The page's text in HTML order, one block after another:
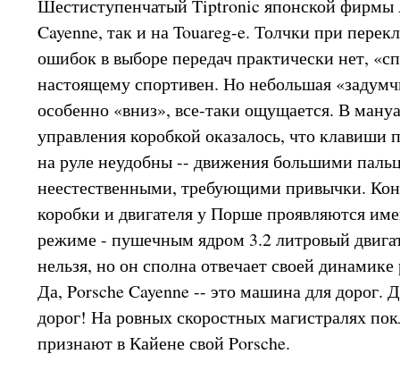
Шестиступенчатый Tiptronic японской фирмы
Cayenne, так и на Touareg-e. Толчки при
ошибок в выборе передач практически нет,
настоящему спортивен. Но небольшая
особенно «вниз», все-таки ощущается. В
управления коробкой оказалось, что клавиши
на руле неудобны -- движения большими
неестественными, требующими привычки.
коробки и двигателя у Порше проявляются
режиме - пушечным ядром 3.2 литровый
нельзя, но он сполна отвечает своей динамике
Да, Porsche Cayenne -- это машина для дорог.
дорог! На ровных скоростных магистралях
признают в Кайене свой Porsche.